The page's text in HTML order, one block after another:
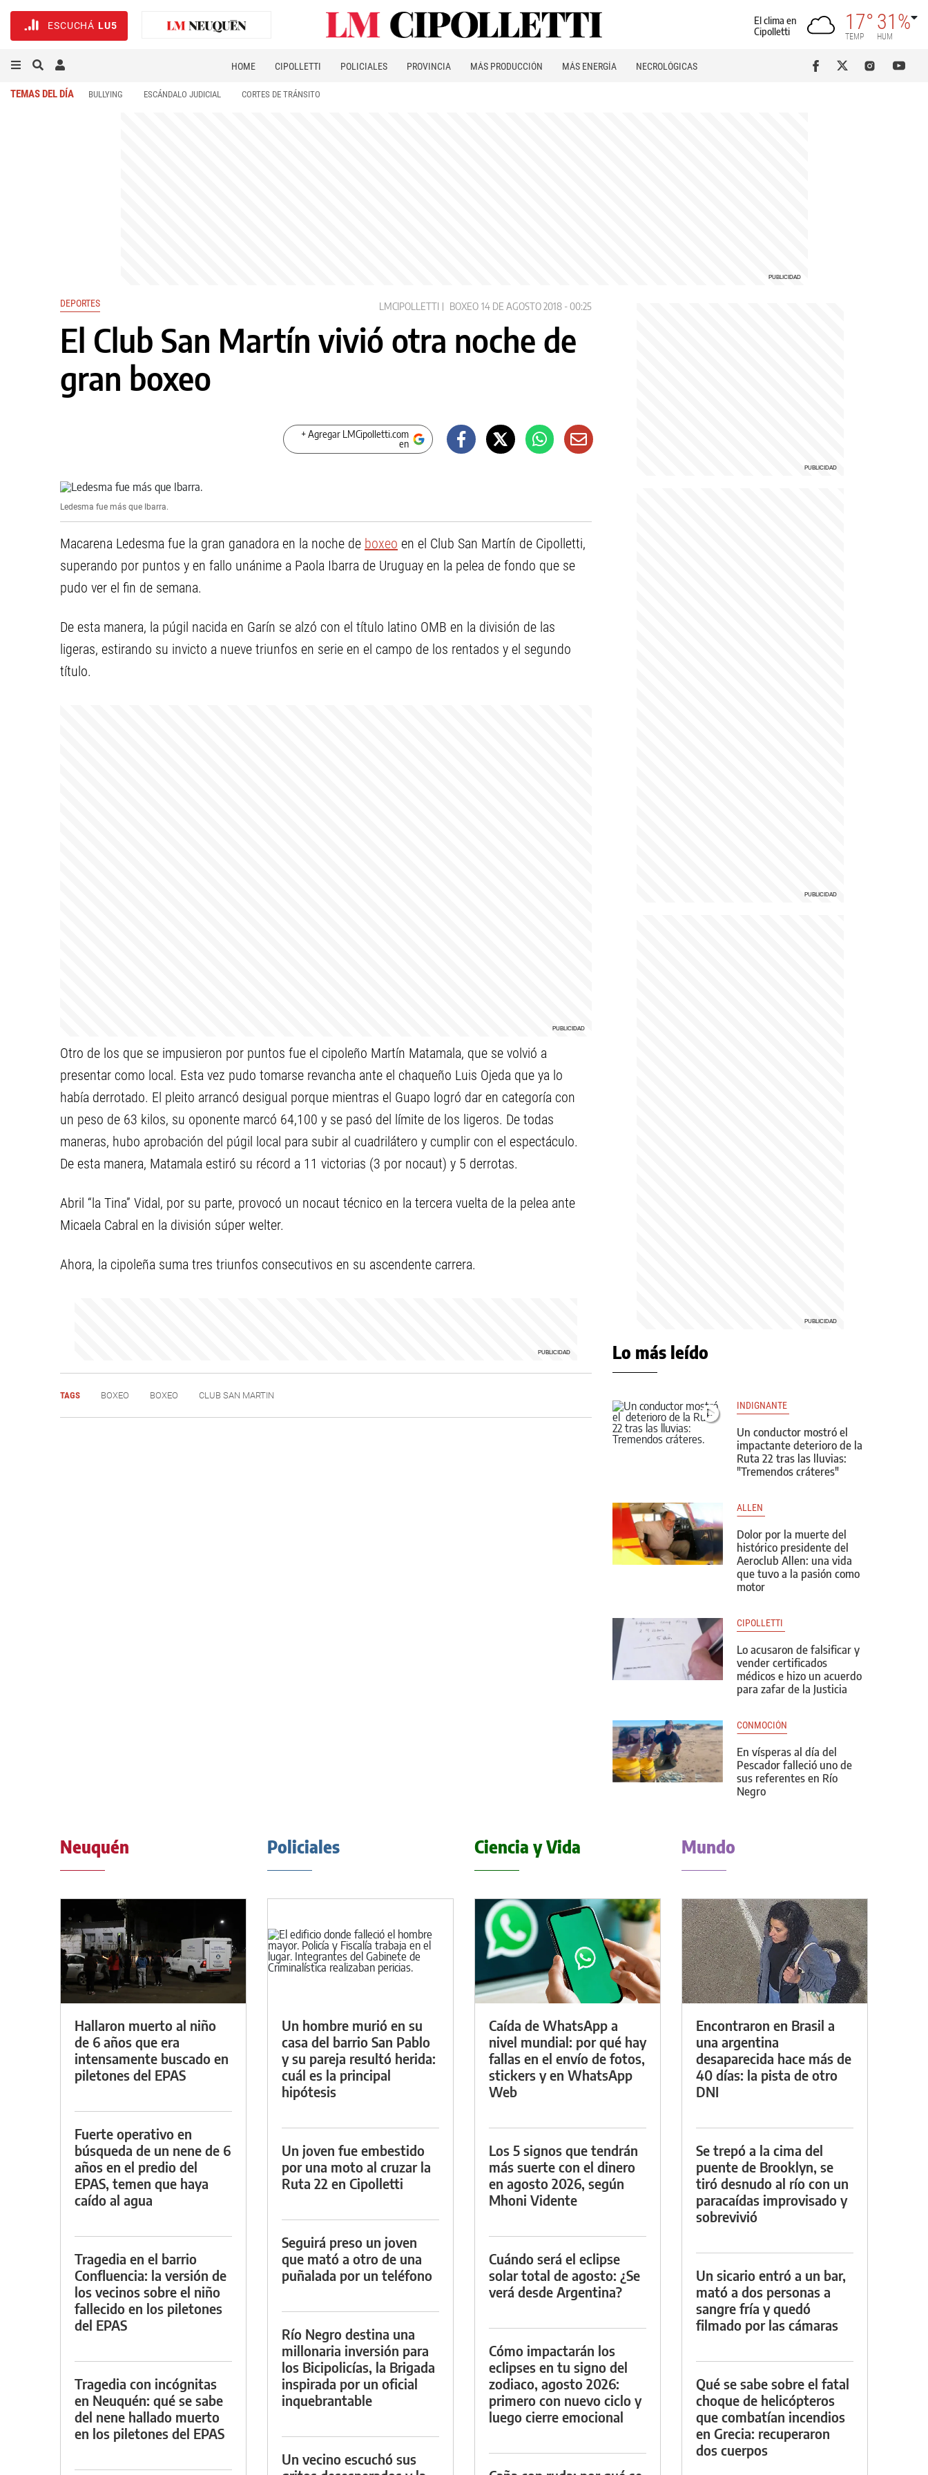
ESCUCHÁ LU5
El clima en
Cipolletti
17°
TEMP
31%
HUM
HOME CIPOLLETTI POLICIALES PROVINCIA MÁS PRODUCCIÓN MÁS ENERGÍA NECROLÓGICAS
TEMAS DEL DÍA BULLYING ESCÁNDALO JUDICIAL CORTES DE TRÁNSITO
DEPORTES LMCIPOLLETTI BOXEO 14 DE AGOSTO 2018 - 00:25
El Club San Martín vivió otra noche de
gran boxeo
+ Agregar LMCipolletti.com
en
Ledesma fue más que Ibarra.
Macarena Ledesma fue la gran ganadora en la noche de boxeo en el Club San Martín de Cipolletti,
superando por puntos y en fallo unánime a Paola Ibarra de Uruguay en la pelea de fondo que se
pudo ver el fin de semana.
De esta manera, la púgil nacida en Garín se alzó con el título latino OMB en la división de las
ligeras, estirando su invicto a nueve triunfos en serie en el campo de los rentados y el segundo
título.
Otro de los que se impusieron por puntos fue el cipoleño Martín Matamala, que se volvió a
presentar como local. Esta vez pudo tomarse revancha ante el chaqueño Luis Ojeda que ya lo
había derrotado. El pleito arrancó desigual porque mientras el Guapo logró dar en categoría con
un peso de 63 kilos, su oponente marcó 64,100 y se pasó del límite de los ligeros. De todas
maneras, hubo aprobación del púgil local para subir al cuadrilátero y cumplir con el espectáculo.
De esta manera, Matamala estiró su récord a 11 victorias (3 por nocaut) y 5 derrotas.
Abril “la Tina” Vidal, por su parte, provocó un nocaut técnico en la tercera vuelta de la pelea ante
Micaela Cabral en la división súper welter.
Ahora, la cipoleña suma tres triunfos consecutivos en su ascendente carrera.
TAGS BOXEO BOXEO CLUB SAN MARTIN
Lo más leído
INDIGNANTE
Un conductor mostró el
impactante deterioro de la
Ruta 22 tras las lluvias:
"Tremendos cráteres"
ALLEN
Dolor por la muerte del
histórico presidente del
Aeroclub Allen: una vida
que tuvo a la pasión como
motor
CIPOLLETTI
Lo acusaron de falsificar y
vender certificados
médicos e hizo un acuerdo
para zafar de la Justicia
CONMOCIÓN
En vísperas al día del
Pescador falleció uno de
sus referentes en Río
Negro
Neuquén
Hallaron muerto al niño
de 6 años que era
intensamente buscado en
piletones del EPAS
Fuerte operativo en
búsqueda de un nene de 6
años en el predio del
EPAS, temen que haya
caído al agua
Tragedia en el barrio
Confluencia: la versión de
los vecinos sobre el niño
fallecido en los piletones
del EPAS
Tragedia con incógnitas
en Neuquén: qué se sabe
del nene hallado muerto
en los piletones del EPAS
Policiales
Un hombre murió en su
casa del barrio San Pablo
y su pareja resultó herida:
cuál es la principal
hipótesis
Un joven fue embestido
por una moto al cruzar la
Ruta 22 en Cipolletti
Seguirá preso un joven
que mató a otro de una
puñalada por un teléfono
Río Negro destina una
millonaria inversión para
los Bicipolicías, la Brigada
inspirada por un oficial
inquebrantable
Un vecino escuchó sus
Ciencia y Vida
Caída de WhatsApp a
nivel mundial: por qué hay
fallas en el envío de fotos,
stickers y en WhatsApp
Web
Los 5 signos que tendrán
más suerte con el dinero
en agosto 2026, según
Mhoni Vidente
Cuándo será el eclipse
solar total de agosto: ¿Se
verá desde Argentina?
Cómo impactarán los
eclipses en tu signo del
zodiaco, agosto 2026:
primero con nuevo ciclo y
luego cierre emocional
Mundo
Encontraron en Brasil a
una argentina
desaparecida hace más de
40 días: la pista de otro
DNI
Se trepó a la cima del
puente de Brooklyn, se
tiró desnudo al río con un
paracaídas improvisado y
sobrevivió
Un sicario entró a un bar,
mató a dos personas a
sangre fría y quedó
filmado por las cámaras
Qué se sabe sobre el fatal
choque de helicópteros
que combatían incendios
en Grecia: recuperaron
dos cuerpos